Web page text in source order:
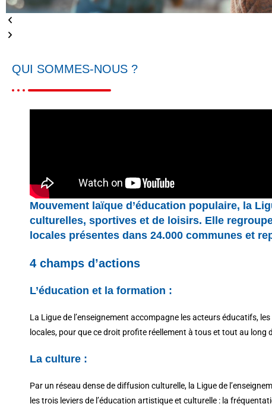
QUI SOMMES-NOUS ?
Mouvement laïque d’éducation populaire, la
culturelles, sportives et de loisirs. Elle
locales présentes dans 24.000 communes et
4 champs d’actions
L’éducation et la formation :
La Ligue de l’enseignement accompagne les acteurs éducatifs,
locales, pour que ce droit profite réellement à tous et tout au long
La culture :
Par un réseau dense de diffusion culturelle, la Ligue de
les trois leviers de l’éducation artistique et culturelle : la